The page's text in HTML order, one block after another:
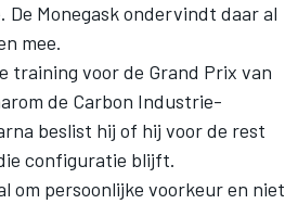
Monegask ondervindt daar al
mee.
training voor de Grand Prix van
de Carbon Industrie-
beslist hij of hij voor de rest
configuratie blijft.
om persoonlijke voorkeur en niet